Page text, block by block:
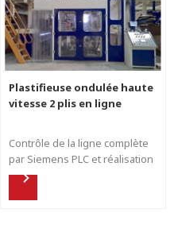
Plastifieuse ondulée haute
vitesse 2 plis en ligne
Contrôle de la ligne complète
par Siemens PLC et réalisation
d'un contrôle synchrone avec